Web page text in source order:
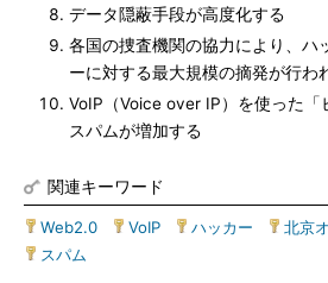
データ隠蔽手段が高度化する
各国の捜査機関の協力により、ハ
ーに対する最大規模の摘発が行わ
VoIP（Voice over IP）を使った「
スパムが増加する
関連キーワード
Web2.0 VoIP ハッカー 北京
スパム